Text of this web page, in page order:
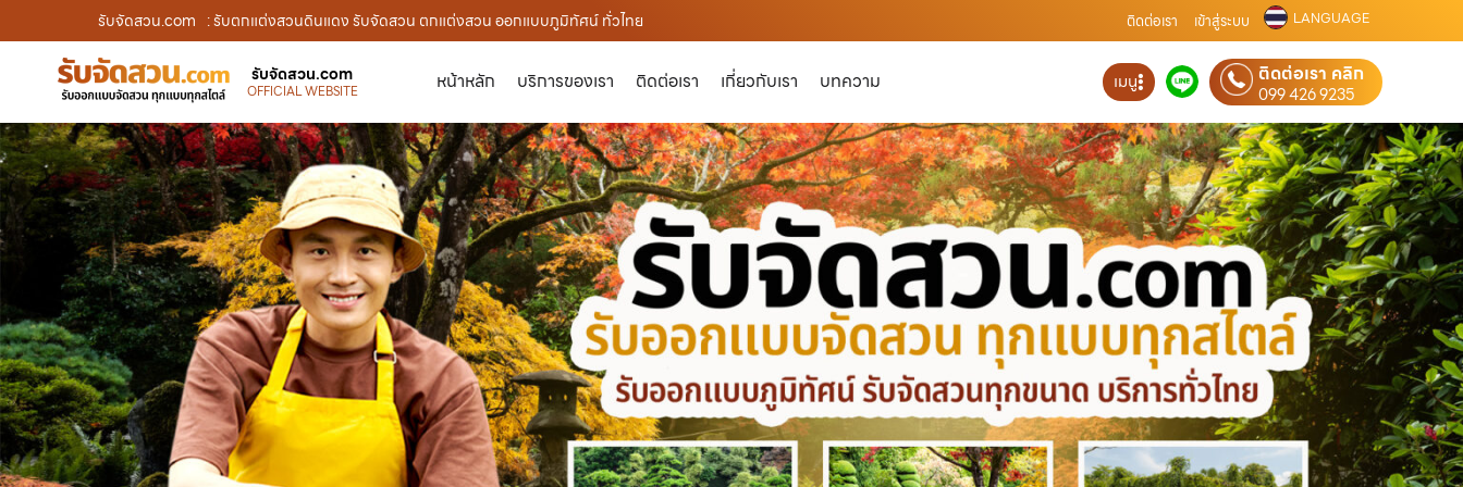
รับจัดสวน.com : รับตกแต่งสวนดินแดง รับจัดสวน ตกแต่งสวน ออกแบบภูมิทัศน์ ทั่วไทย ติดต่อเรา เข้าสู่ระบบ LANGUAGE
รับจัดสวน.com
OFFICIAL WEBSITE หน้าหลัก บริการของเรา ติดต่อเรา เกี่ยวกับเรา บทความ เมนู ติดต่อเรา คลิก
099 426 9235